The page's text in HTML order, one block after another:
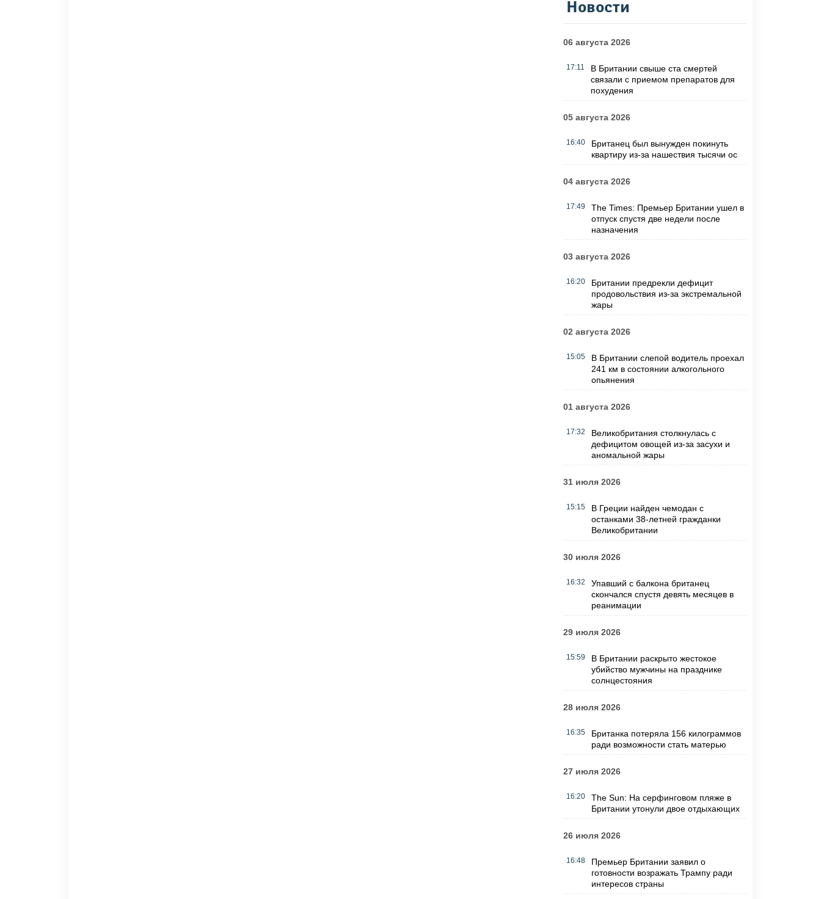
Новости
06 августа 2026
17:11
В Британии свыше ста смертей
связали с приемом препаратов для
похудения
05 августа 2026
16:40
Британец был вынужден покинуть
квартиру из-за нашествия тысячи ос
04 августа 2026
17:49
The Times: Премьер Британии ушел в
отпуск спустя две недели после
назначения
03 августа 2026
16:20
Британии предрекли дефицит
продовольствия из-за экстремальной
жары
02 августа 2026
15:05
В Британии слепой водитель проехал
241 км в состоянии алкогольного
опьянения
01 августа 2026
17:32
Великобритания столкнулась с
дефицитом овощей из-за засухи и
аномальной жары
31 июля 2026
15:15
В Греции найден чемодан с
останками 38-летней гражданки
Великобритании
30 июля 2026
16:32
Упавший с балкона британец
скончался спустя девять месяцев в
реанимации
29 июля 2026
15:59
В Британии раскрыто жестокое
убийство мужчины на празднике
солнцестояния
28 июля 2026
16:35
Британка потеряла 156 килограммов
ради возможности стать матерью
27 июля 2026
16:20
The Sun: На серфинговом пляже в
Британии утонули двое отдыхающих
26 июля 2026
16:48
Премьер Британии заявил о
готовности возражать Трампу ради
интересов страны